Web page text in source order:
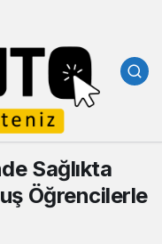
Sağlıkta
Öğrencilerle